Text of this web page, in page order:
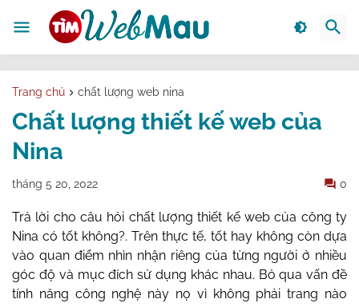
Trang chủ chất lượng web nina
Chất lượng thiết kế web của
Nina
tháng 5 20, 2022 0
Trả lời cho câu hỏi chất lượng thiết kế web của công ty
Nina có tốt không?. Trên thực tế, tốt hay không còn dựa
vào quan điểm nhìn nhận riêng của từng người ở nhiều
góc độ và mục đích sử dụng khác nhau. Bỏ qua vấn đề
tính năng công nghệ này nọ vì không phải trang nào